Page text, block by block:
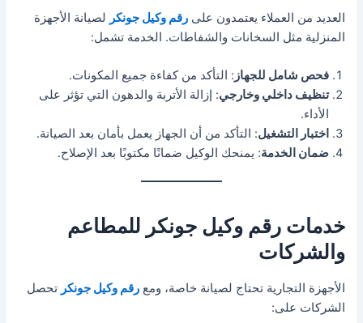
العديد من العملاء يعتمدون علىرقم وكيل جونكر لصيانة الأجهزة
المنزلية مثل السخانات والشفاطات. الخدمة تشمل:
فحص شامل للجهاز : التأكد من كفاءة جميع المكونات.
تنظيف داخلي وخارجي: إزالة الأتربة والدهون التي تؤثر على
الأداء.
اختبار التشغيل: التأكد من أن الجهاز يعمل بأمان بعد الصيانة.
ضمان الخدمة: يمنحك الوكيل ضمانًا مكتوبًا بعد الإصلاح.
خدمات رقم وكيل جونكر للمطاعم
والشركات
الأجهزة التجارية تحتاج لصيانة خاصة، ومعرقم وكيل جونكر تحصل
الشركات على: